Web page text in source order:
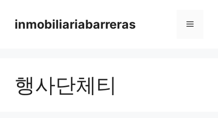
contentinmobiliariabarreras Menu
행사단체티